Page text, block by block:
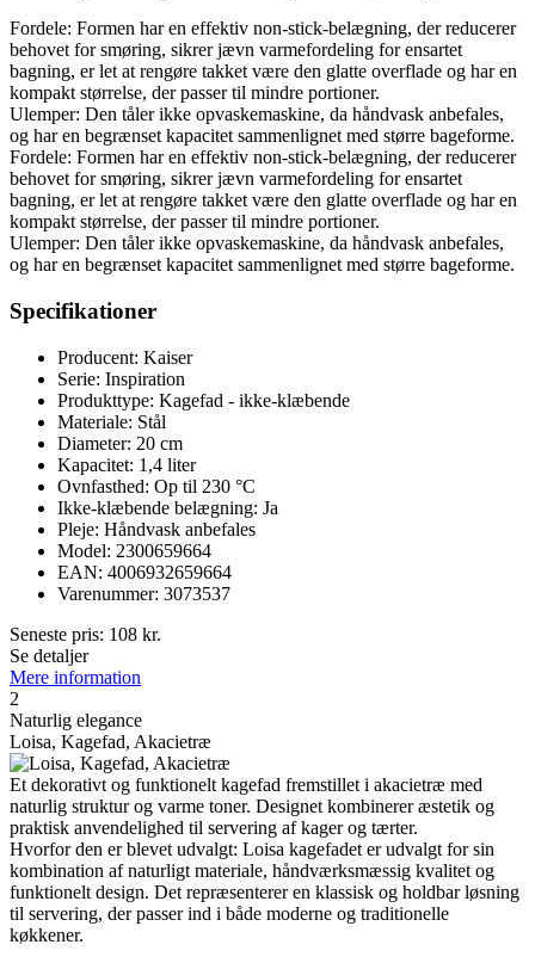
Fordele: Formen har en effektiv non-stick-belægning, der reducerer
behovet for smøring, sikrer jævn varmefordeling for ensartet
bagning, er let at rengøre takket være den glatte overflade og har en
kompakt størrelse, der passer til mindre portioner.
Ulemper: Den tåler ikke opvaskemaskine, da håndvask anbefales,
og har en begrænset kapacitet sammenlignet med større bageforme.
Fordele: Formen har en effektiv non-stick-belægning, der reducerer
behovet for smøring, sikrer jævn varmefordeling for ensartet
bagning, er let at rengøre takket være den glatte overflade og har en
kompakt størrelse, der passer til mindre portioner.
Ulemper: Den tåler ikke opvaskemaskine, da håndvask anbefales,
og har en begrænset kapacitet sammenlignet med større bageforme.
Specifikationer
Producent: Kaiser
Serie: Inspiration
Produkttype: Kagefad - ikke-klæbende
Materiale: Stål
Diameter: 20 cm
Kapacitet: 1,4 liter
Ovnfasthed: Op til 230 °C
Ikke-klæbende belægning: Ja
Pleje: Håndvask anbefales
Model: 2300659664
EAN: 4006932659664
Varenummer: 3073537
Seneste pris: 108 kr.
Se detaljer
Mere information
2
Naturlig elegance
Loisa, Kagefad, Akacietræ
Et dekorativt og funktionelt kagefad fremstillet i akacietræ med
naturlig struktur og varme toner. Designet kombinerer æstetik og
praktisk anvendelighed til servering af kager og tærter.
Hvorfor den er blevet udvalgt: Loisa kagefadet er udvalgt for sin
kombination af naturligt materiale, håndværksmæssig kvalitet og
funktionelt design. Det repræsenterer en klassisk og holdbar løsning
til servering, der passer ind i både moderne og traditionelle
køkkener.